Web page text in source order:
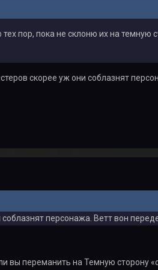
пор, пока не склоню их на
скорее уж они соблазнят
персонажа. Ветт вон
вы переманить на Темную сторону